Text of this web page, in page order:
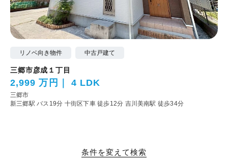
リノベ向き物件 中古戸建て
三郷市彦成１丁目
2,999 万円 4 LDK
三郷市
新三郷駅 バス19分 十街区下車 徒歩12分 吉川美南駅 徒歩34分
条件を変えて検索